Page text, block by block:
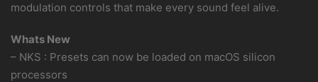
modulation controls that make every sound feel alive.
Whats New
– NKS : Presets can now be loaded on macOS silicon
processors